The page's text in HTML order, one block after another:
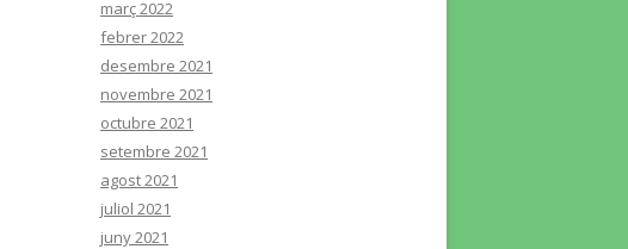
març 2022
febrer 2022
desembre 2021
novembre 2021
octubre 2021
setembre 2021
agost 2021
juliol 2021
juny 2021